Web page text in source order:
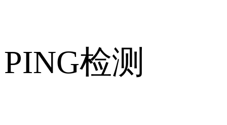
PING检测